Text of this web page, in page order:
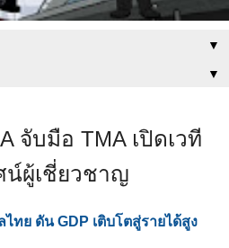
▼
▼
จับมือ TMA เปิดเวที
น์ผู้เชี่ยวชาญ
ทย ดัน GDP เติบโตสู่รายได้สูง